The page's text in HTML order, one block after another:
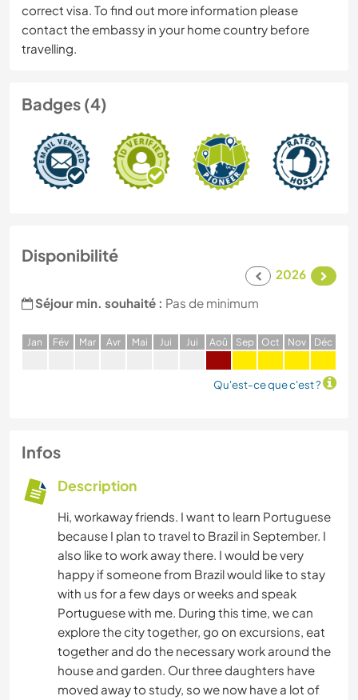
correct visa. To find out more information please
contact the embassy in your home country before
travelling.
Badges (4)
Disponibilité
2026
Séjour min. souhaité : Pas de minimum
Jan Fév Mar Avr Mai Jui Jui Aoû Sep Oct Nov Déc
Qu'est-ce que c'est ?
Infos
Description
Hi, workaway friends. I want to learn Portuguese
because I plan to travel to Brazil in September. I
also like to work away there. I would be very
happy if someone from Brazil would like to stay
with us for a few days or weeks and speak
Portuguese with me. During this time, we can
explore the city together, go on excursions, eat
together and do the necessary work around the
house and garden. Our three daughters have
moved away to study, so we now have a lot of